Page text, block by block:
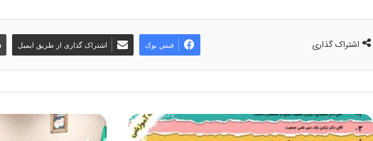
اشتراک گذاری فیس بوک اشتراک گذاری از طریق ایمیل